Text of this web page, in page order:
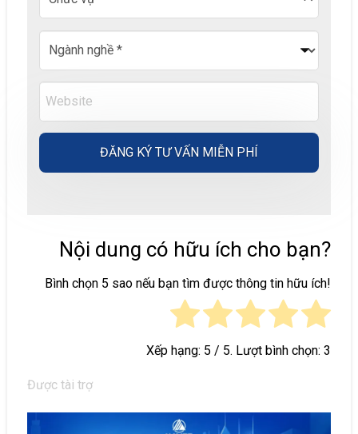
i
Nội dung có hữu ích cho bạn?
Bình chọn 5 sao nếu bạn tìm được thông tin hữu ích!
Xếp hạng: 5 / 5. Lượt bình chọn:3
Được tài trợ